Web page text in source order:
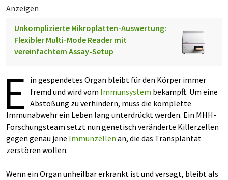
Anzeigen
Unkomplizierte Mikroplatten-Auswertung:
Flexibler Multi-Mode Reader mit
vereinfachtem Assay-Setup
E
in gespendetes Organ bleibt für den Körper immer
fremd und wird vom Immunsystem bekämpft. Um eine
Abstoßung zu verhindern, muss die komplette
Immunabwehr ein Leben lang unterdrückt werden. Ein MHH-
Forschungsteam setzt nun genetisch veränderte Killerzellen
gegen genau jene Immunzellen an, die das Transplantat
zerstören wollen.
Wenn ein Organ unheilbar erkrankt ist und versagt, bleibt als